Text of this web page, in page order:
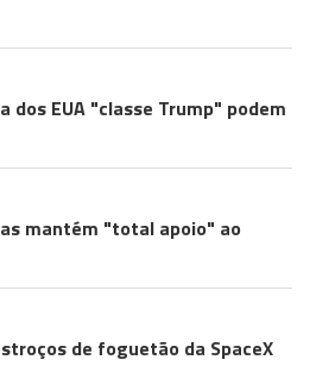
dos EUA "classe Trump" podem
mantém "total apoio" ao
de foguetão da SpaceX